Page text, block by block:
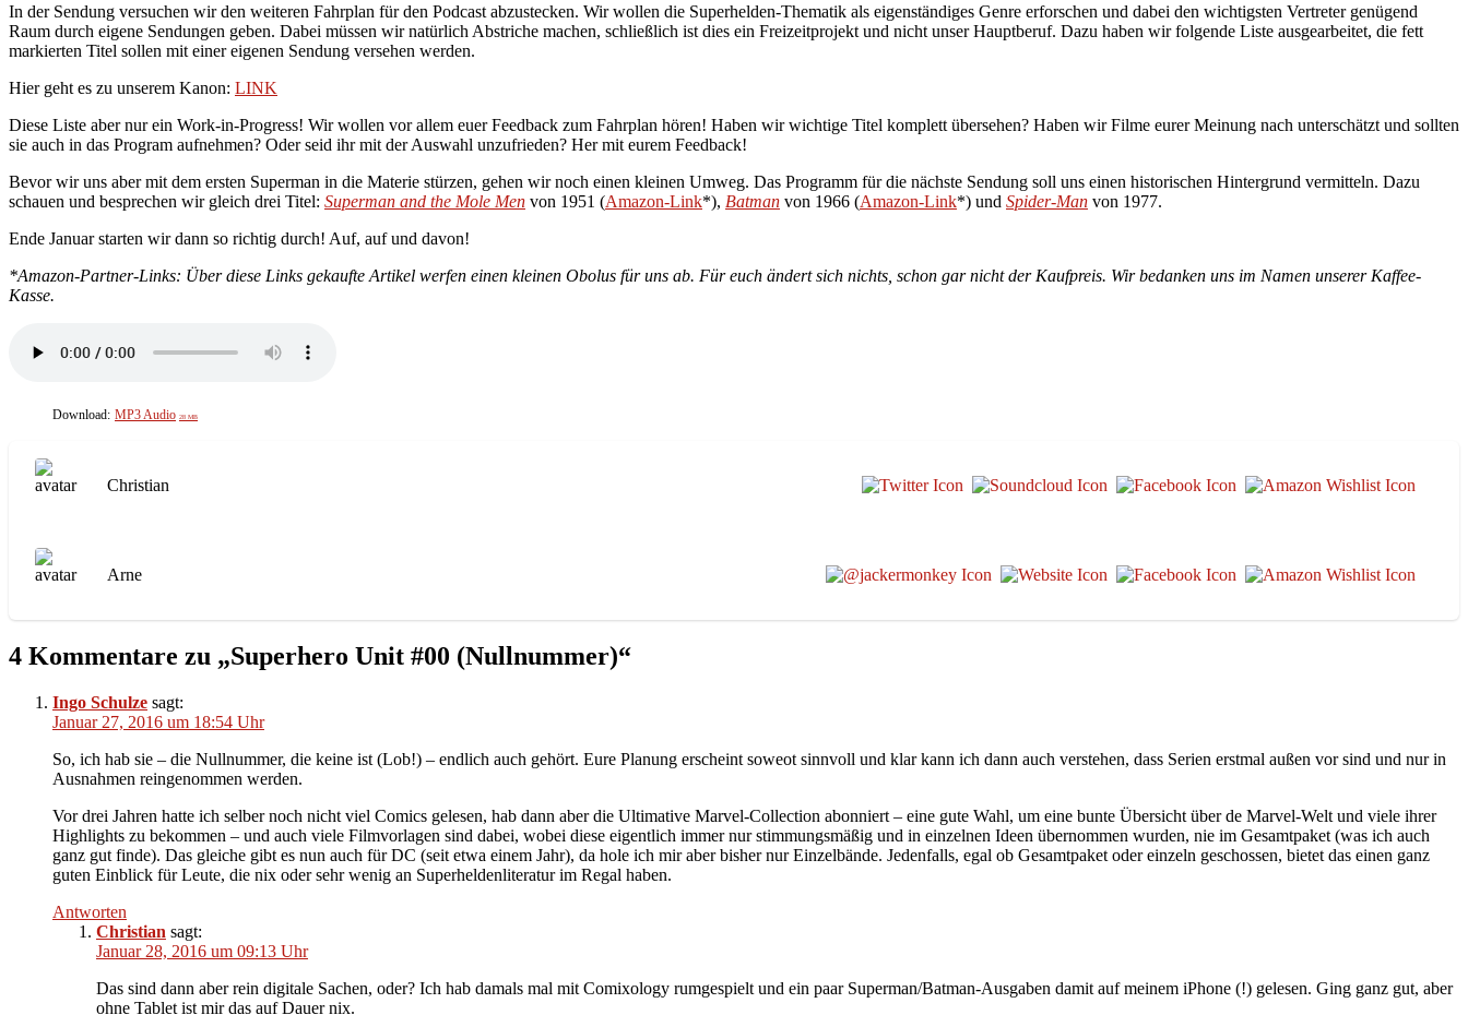
In der Sendung versuchen wir den weiteren Fahrplan für den Podcast abzustecken. Wir wollen die Superhelden-Thematik als eigenständiges Genre erforschen und dabei den wichtigsten Vertreter genügend
Raum durch eigene Sendungen geben. Dabei müssen wir natürlich Abstriche machen, schließlich ist dies ein Freizeitprojekt und nicht unser Hauptberuf. Dazu haben wir folgende Liste ausgearbeitet, die fett
markierten Titel sollen mit einer eigenen Sendung versehen werden.
Hier geht es zu unserem Kanon: LINK
Diese Liste aber nur ein Work-in-Progress! Wir wollen vor allem euer Feedback zum Fahrplan hören! Haben wir wichtige Titel komplett übersehen? Haben wir Filme eurer Meinung nach unterschätzt und sollten
sie auch in das Program aufnehmen? Oder seid ihr mit der Auswahl unzufrieden? Her mit eurem Feedback!
Bevor wir uns aber mit dem ersten Superman in die Materie stürzen, gehen wir noch einen kleinen Umweg. Das Programm für die nächste Sendung soll uns einen historischen Hintergrund vermitteln. Dazu
schauen und besprechen wir gleich drei Titel: Superman and the Mole Men von 1951 (Amazon-Link*), Batman von 1966 (Amazon-Link*) und Spider-Man von 1977.
Ende Januar starten wir dann so richtig durch! Auf, auf und davon!
*Amazon-Partner-Links: Über diese Links gekaufte Artikel werfen einen kleinen Obolus für uns ab. Für euch ändert sich nichts, schon gar nicht der Kaufpreis. Wir bedanken uns im Namen unserer Kaffee-
Kasse.
Download: MP3 Audio 28 MB
Christian
Arne
4 Kommentare zu „Superhero Unit #00 (Nullnummer)“
Ingo Schulze sagt:
Januar 27, 2016 um 18:54 Uhr
So, ich hab sie – die Nullnummer, die keine ist (Lob!) – endlich auch gehört. Eure Planung erscheint soweot sinnvoll und klar kann ich dann auch verstehen, dass Serien erstmal außen vor sind und nur in
Ausnahmen reingenommen werden.
Vor drei Jahren hatte ich selber noch nicht viel Comics gelesen, hab dann aber die Ultimative Marvel-Collection abonniert – eine gute Wahl, um eine bunte Übersicht über de Marvel-Welt und viele ihrer
Highlights zu bekommen – und auch viele Filmvorlagen sind dabei, wobei diese eigentlich immer nur stimmungsmäßig und in einzelnen Ideen übernommen wurden, nie im Gesamtpaket (was ich auch
ganz gut finde). Das gleiche gibt es nun auch für DC (seit etwa einem Jahr), da hole ich mir aber bisher nur Einzelbände. Jedenfalls, egal ob Gesamtpaket oder einzeln geschossen, bietet das einen ganz
guten Einblick für Leute, die nix oder sehr wenig an Superheldenliteratur im Regal haben.
Antworten
Christian sagt:
Januar 28, 2016 um 09:13 Uhr
Das sind dann aber rein digitale Sachen, oder? Ich hab damals mal mit Comixology rumgespielt und ein paar Superman/Batman-Ausgaben damit auf meinem iPhone (!) gelesen. Ging ganz gut, aber
ohne Tablet ist mir das auf Dauer nix.